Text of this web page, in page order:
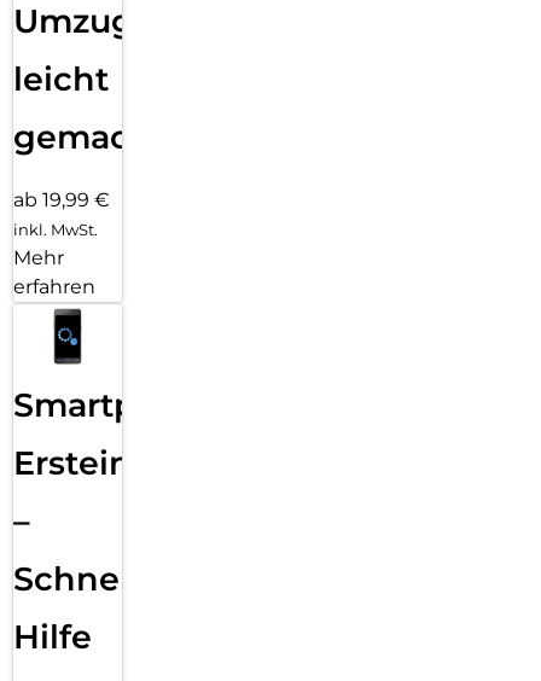
Umzug
leicht
gemacht!
ab 19,99 €
inkl. MwSt.
Mehr
erfahren
Smartphone
Ersteinrichtung
–
Schnelle
Hilfe